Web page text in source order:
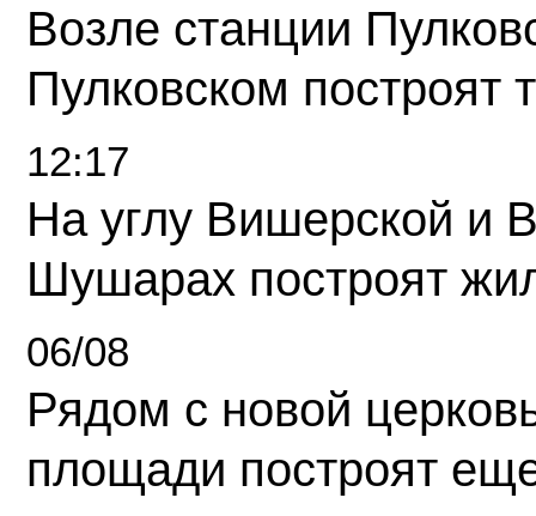
Возле станции
Пулковском построят
12:17
На углу Вишерской и
Шушарах построят
06/08
Рядом с новой
площади построят